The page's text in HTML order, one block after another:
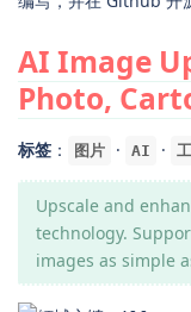
AI Image
Photo,
标签 ： 图片 · AI ·
Upscale and
technology.
images as simple